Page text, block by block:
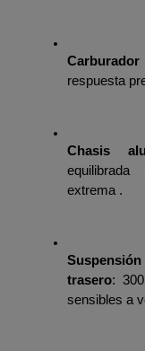
respuesta
Chasis
equilibrada
extrema .
trasero:
sensibles a